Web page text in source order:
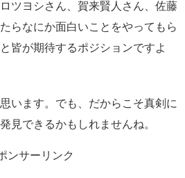
ツヨシさん、賀来賢人さん、佐藤
らなにか面白いことをやってもら
皆が期待するポジションですよ
います。でも、だからこそ真剣に
見できるかもしれませんね。
ンサーリンク